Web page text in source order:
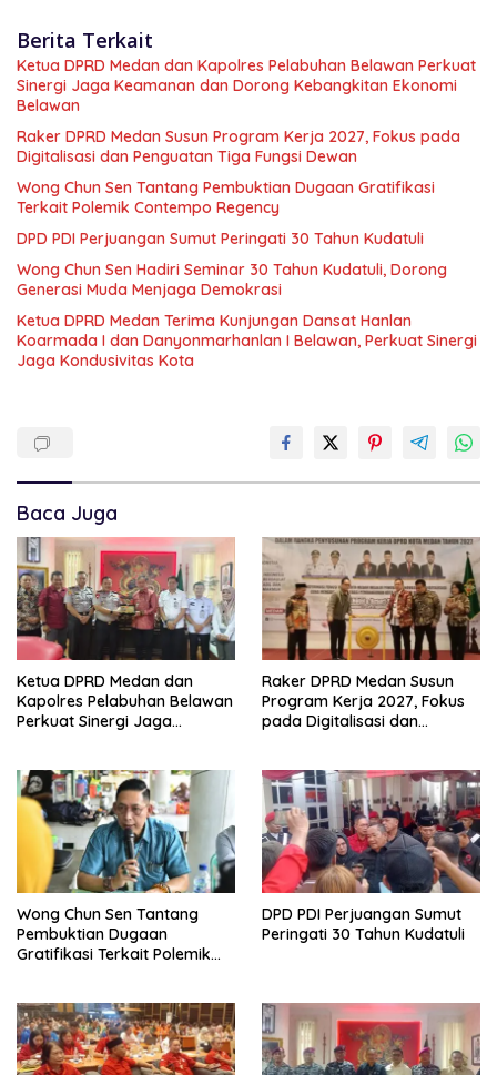
Berita Terkait
Ketua DPRD Medan dan Kapolres Pelabuhan Belawan Perkuat
Sinergi Jaga Keamanan dan Dorong Kebangkitan Ekonomi
Belawan
Raker DPRD Medan Susun Program Kerja 2027, Fokus pada
Digitalisasi dan Penguatan Tiga Fungsi Dewan
Wong Chun Sen Tantang Pembuktian Dugaan Gratifikasi
Terkait Polemik Contempo Regency
DPD PDI Perjuangan Sumut Peringati 30 Tahun Kudatuli
Wong Chun Sen Hadiri Seminar 30 Tahun Kudatuli, Dorong
Generasi Muda Menjaga Demokrasi
Ketua DPRD Medan Terima Kunjungan Dansat Hanlan
Koarmada I dan Danyonmarhanlan I Belawan, Perkuat Sinergi
Jaga Kondusivitas Kota
Baca Juga
Ketua DPRD Medan dan
Kapolres Pelabuhan Belawan
Perkuat Sinergi Jaga
Belawan
Raker DPRD Medan Susun
Program Kerja 2027, Fokus
pada Digitalisasi dan
Wong Chun Sen Tantang
Pembuktian Dugaan
Gratifikasi Terkait Polemik
DPD PDI Perjuangan Sumut
Peringati 30 Tahun Kudatuli